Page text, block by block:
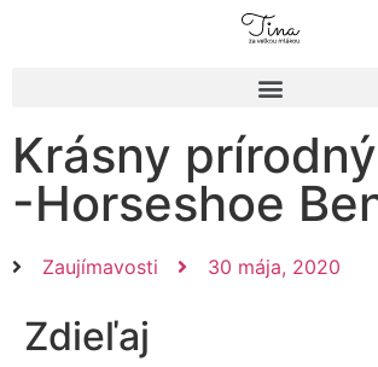
Krásny
-Horseshoe
Zaujímavosti 30 mája, 2020
Zdieľaj